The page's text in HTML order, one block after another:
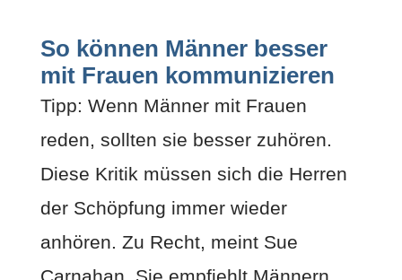
So können Männer besser
mit Frauen kommunizieren
Tipp: Wenn Männer mit Frauen
reden, sollten sie besser zuhören.
Diese Kritik müssen sich die Herren
der Schöpfung immer wieder
anhören. Zu Recht, meint Sue
Carnahan. Sie empfiehlt Männern,